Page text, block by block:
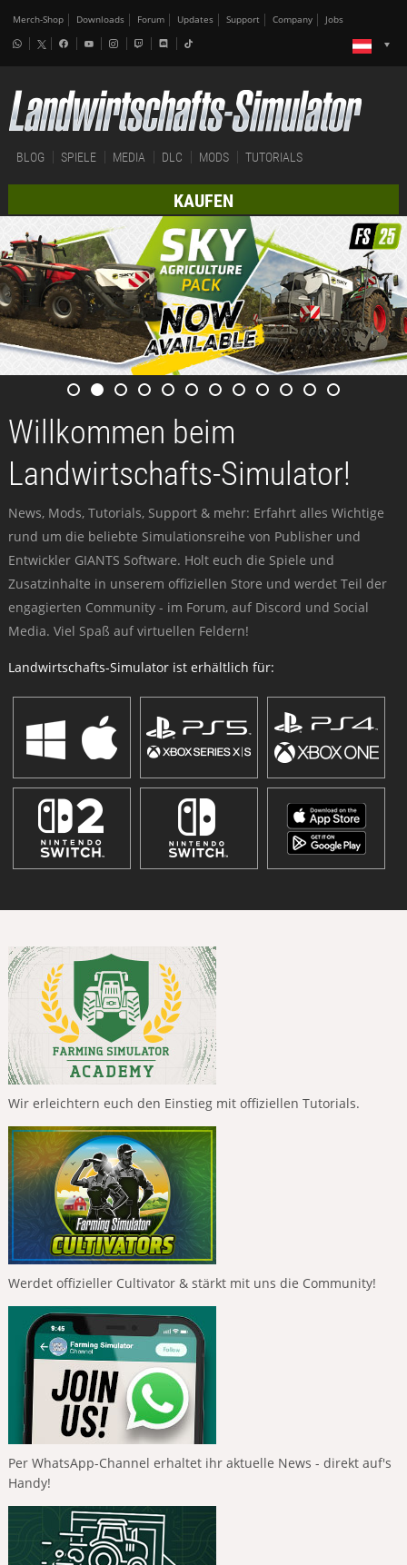
Merch-Shop Downloads Forum Updates Support Company Jobs
BLOG SPIELE MEDIA DLC MODS TUTORIALS
KAUFEN
Willkommen beim
Landwirtschafts-Simulator!
News, Mods, Tutorials, Support & mehr: Erfahrt alles Wichtige
rund um die beliebte Simulationsreihe von Publisher und
Entwickler GIANTS Software. Holt euch die Spiele und
Zusatzinhalte in unserem offiziellen Store und werdet Teil der
engagierten Community - im Forum, auf Discord und Social
Media. Viel Spaß auf virtuellen Feldern!
Landwirtschafts-Simulator ist erhältlich für:
Wir erleichtern euch den Einstieg mit offiziellen Tutorials.
Werdet offizieller Cultivator & stärkt mit uns die Community!
Per WhatsApp-Channel erhaltet ihr aktuelle News - direkt auf's
Handy!